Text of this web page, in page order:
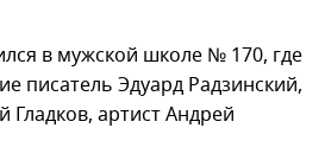
в мужской школе № 170, где
писатель Эдуард Радзинский,
Гладков, артист Андрей